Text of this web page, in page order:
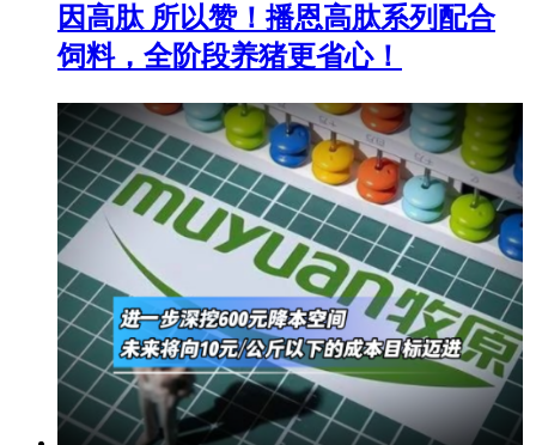
因高肽 所以赞！播恩高肽系列配合
饲料，全阶段养猪更省心！